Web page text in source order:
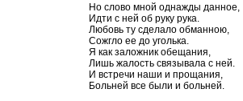
Но слово мной однажды данное,
Идти с ней об руку рука.
Любовь ту сделало обманною,
Сожгло ее до уголька.
Я как заложник обещания,
Лишь жалость связывала с ней.
И встречи наши и прощания,
Больней все были и больней.